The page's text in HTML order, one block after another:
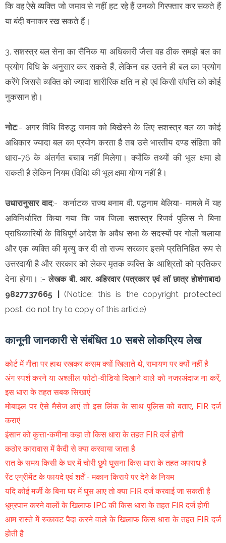
कि वह ऐसे व्यक्ति जो जमाव से नहीं हट रहे हैं उनको गिरफ्तार कर सकते हैं
या बंदी बनाकर रख सकते हैं।
3. सशस्त्र बल सेना का सैनिक या अधिकारी जैसा वह ठीक समझे बल का
प्रयोग विधि के अनुसार कर सकते हैं, लेकिन वह उतने ही बल का प्रयोग
करेंगे जिससे व्यक्ति को ज्यादा शारीरिक क्षति न हो एवं किसी संपत्ति को कोई
नुकसान हो।
नोट:- अगर विधि विरुद्ध जमाव को बिखेरने के लिए सशस्त्र बल का कोई
अधिकार ज्यादा बल का प्रयोग करता है तब उसे भारतीय दण्ड संहिता की
धारा-76 के अंतर्गत बचाब नहीं मिलेगा। क्योंकि तथ्यों की भूल क्षमा हो
सकती है लेकिन नियम (विधि) की भूल क्षमा योग्य नहीं है।
उधारानुसार वाद:- कर्नाटक राज्य बनाम वी. पद्धनाम बेलिया- मामले में यह
अविनिर्धारित किया गया कि जब जिला सशस्त्र रिजर्व पुलिस ने बिना
प्राधिकारियों के विधिपूर्ण आदेश के अवैध सभा के सदस्यों पर गोली चलाया
और एक व्यक्ति की मृत्यु कर दी तो राज्य सरकार इसमे प्रतिनिहित रूप से
उत्तरदायी है और सरकार को लेकर मृतक व्यक्ति के आश्रितों को प्रतिकर
देना होगा।:-लेखकबी. आर. अहिरवार (पत्रकार एवं लॉ छात्र होशंगाबाद)
9827737665 | (Notice: this is the copyright protected
post. do not try to copy of this article)
कानूनी जानकारी से संबंधित 10 सबसे लोकप्रिय लेख
कोर्ट में गीता पर हाथ रखकर कसम क्यों खिलाते थे, रामायण पर क्यों नहीं है
अंग स्पर्श करने या अश्लील फोटो-वीडियो दिखाने वाले को नजरअंदाज ना करें,
इस धारा के तहत सबक सिखाएं
मोबाइल पर ऐसे मैसेज आएं तो इस लिंक के साथ पुलिस को बताए, FIR दर्ज
कराएं
इंसान को कुत्ता-कमीना कहा तो किस धारा के तहत FIR दर्ज होगी
कठोर कारावास में कैदी से क्या करवाया जाता है
रात के समय किसी के घर में चोरी छुपे घुसना किस धारा के तहत अपराध है
रेंट एग्रीमेंट के फायदे एवं शर्तें - मकान किराये पर देने के नियम
यदि कोई मर्जी के बिना घर में घुस आए तो क्या FIR दर्ज करवाई जा सकती है
धूम्रपान करने वालों के खिलाफ IPC की किस धारा के तहत FIR दर्ज होगी
आम रास्ते में रुकावट पैदा करने वाले के खिलाफ किस धारा के तहत FIR दर्ज
होती है